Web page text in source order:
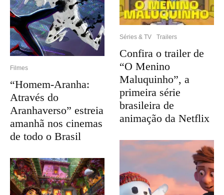
Filmes
“Homem-Aranha:
Através do
Aranhaverso” estreia
amanhã nos cinemas
de todo o Brasil
Séries & TV Trailers
Confira o trailer de
“O Menino
Maluquinho”, a
primeira série
brasileira de
animação da Netflix